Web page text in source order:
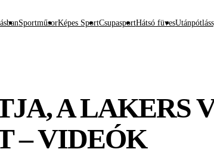
SportműsorKépes SportCsupasportHátsó füves
A LAKERS
– VIDEÓK